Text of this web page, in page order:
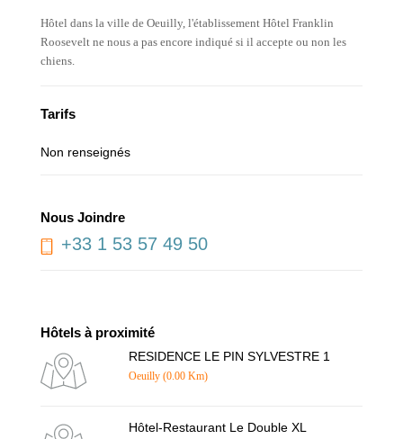
Hôtel dans la ville de Oeuilly, l'établissement Hôtel Franklin
Roosevelt ne nous a pas encore indiqué si il accepte ou non les
chiens.
Tarifs
Non renseignés
Nous Joindre
+33 1 53 57 49 50
Hôtels à proximité
RESIDENCE LE PIN SYLVESTRE 1
Oeuilly (0.00 Km)
Hôtel-Restaurant Le Double XL